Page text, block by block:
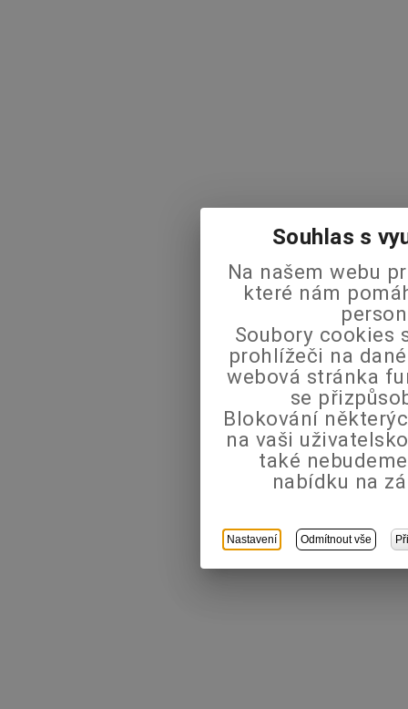
Souhlas s
Na našem webu
které nám
Soubory cookies
prohlížeči na
webová stránka
se
Blokování
na vaši
také
nabídku na
Nastavení Odmítnout vše